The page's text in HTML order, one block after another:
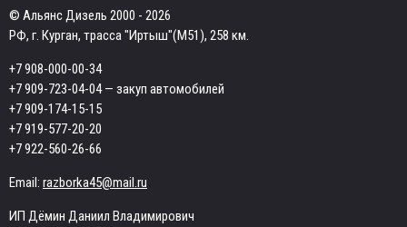
© Альянс Дизель 2000 - 2026
РФ, г. Курган, трасса "Иртыш"(М51), 258 км.
+7 908-000-00-34
+7 909-723-04-04— закуп автомобилей
+7 909-174-15-15
+7 919-577-20-20
+7 922-560-26-66
Email: razborka45@mail.ru
ИП Дёмин Даниил Владимирович